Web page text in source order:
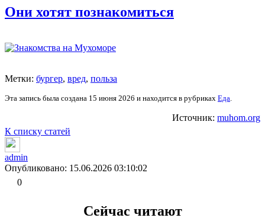
Они хотят познакомиться
Метки: бургер, вред, польза
Эта запись была создана 15 июня 2026 и находится в рубриках Еда
Источник: muhom.org
К списку статей
admin
Опубликовано: 15.06.2026 03:10:02
0
Сейчас читают